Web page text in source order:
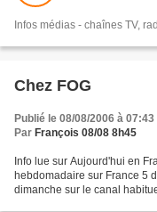
Infos médias - chaînes TV,
Chez FOG
Publié le 08/08/2006 à 07:43
Par François 08/08 8h45
Info lue sur Aujourd'hui en
hebdomadaire sur France 5
dimanche sur le canal